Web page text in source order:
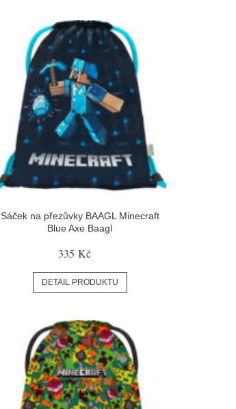
Sáček na přezůvky BAAGL Minecraft
Blue Axe Baagl
335 Kč
DETAIL PRODUKTU